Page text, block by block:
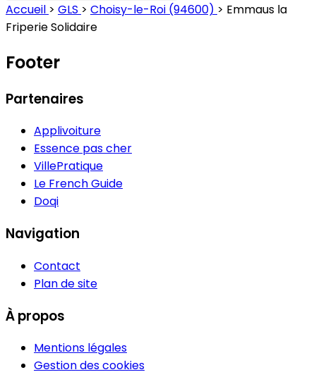
Accueil > GLS > Choisy-le-Roi (94600) > Emmaus la
Friperie Solidaire
Footer
Partenaires
Applivoiture
Essence pas cher
VillePratique
Le French Guide
Doqi
Navigation
Contact
Plan de site
À propos
Mentions légales
Gestion des cookies